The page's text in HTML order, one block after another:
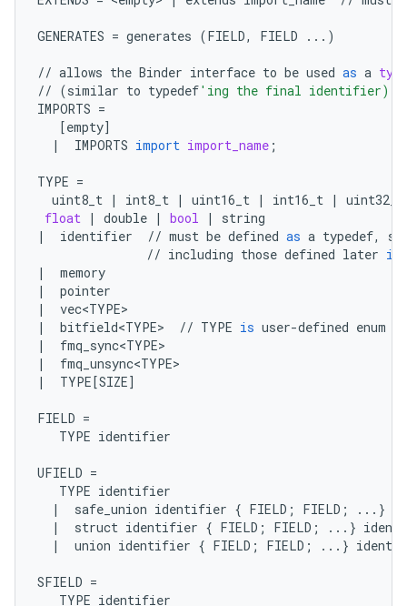
GENERATES = generates (FIELD, FIELD ... )
// allows the Binder interface to be used as a type
// (similar to typedef'ing the final identifier)
IMPORTS =
[empty]
|
IMPORTS import import_name ;
TYPE =
uint8_t | int8_t | uint16_t | int16_t |
uint32_t
float | double | bool |
string
|
identifier // must be defined as a typedef,
// including those defined later in
|
memory
|
pointer
|
vec<TYPE>
|
bitfield<TYPE> // TYPE is user-defined enum
|
fmq_sync<TYPE>
|
fmq_unsync<TYPE>
|
TYPE[SIZE]
FIELD =
TYPE identifier
UFIELD =
TYPE identifier
|
safe_union identifier { FIELD ; FIELD ; ... }
|
struct identifier { FIELD ; FIELD ; ... }
|
union identifier { FIELD ; FIELD ; ... }
SFIELD =
TYPE identifier